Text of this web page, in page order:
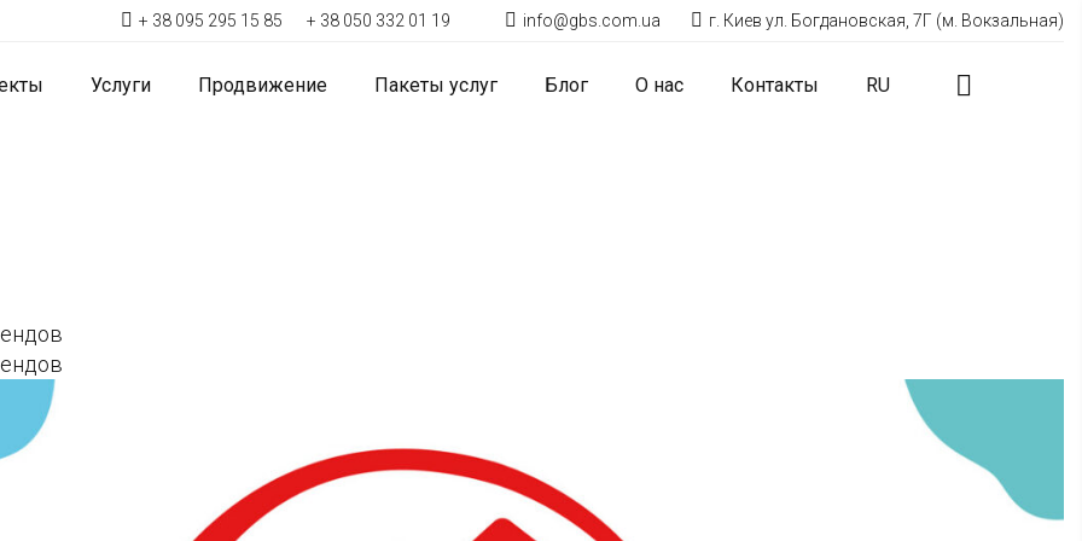
+ 38 095 295 15 85 + 38 050 332 01 19 info@gbs.com.ua г. Киев ул. Богдановская, 7Г (м. Вокзальная)
Услуги Продвижение Пакеты услуг Блог О нас Контакты RU